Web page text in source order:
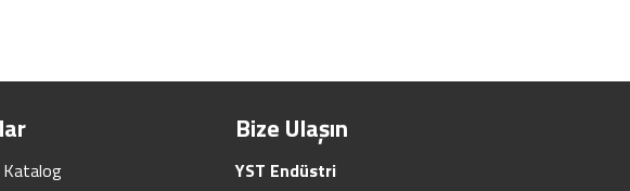
Katalog
Bize Ulaşın
YST Endüstri